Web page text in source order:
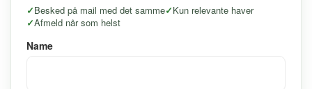
Besked på mail med det samme
Kun relevante haver
Afmeld når som helst
Name